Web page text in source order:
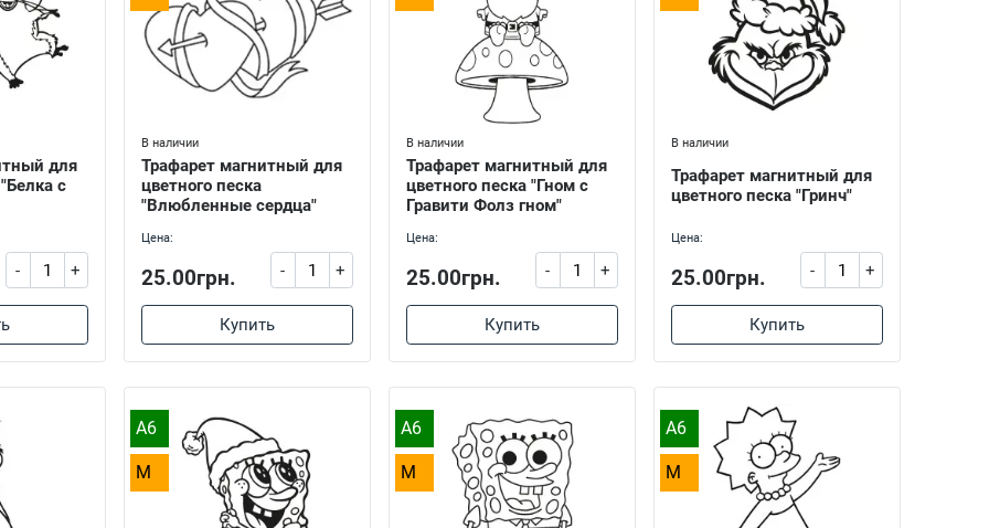
для
с
- +
В наличии
Трафарет магнитный для
цветного песка
"Влюбленные сердца"
Цена:
25.00грн. - +
Купить
В наличии
Трафарет магнитный для
цветного песка "Гном с
Гравити Фолз гном"
Цена:
25.00грн. - +
Купить
В наличии
Трафарет магнитный для
цветного песка "Гринч"
Цена:
25.00грн. - +
Купить
A6
M
A6
M
A6
M